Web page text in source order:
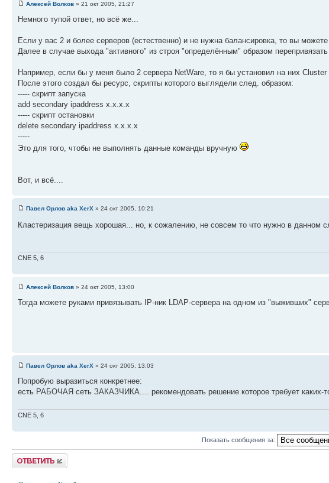
Алексей Волков » 21 окт 2005, 21:27
Немного тупой ответ, но всё же...
Если у вас 2 и более серверов (естественно) и не нужна балансировка, то вы
Далее в случае выхода "активного" из строя "определённым" образом
Например, если бы у меня было 2 сервера NetWare, то я бы установил на них Cluster
После этого создал бы ресурс, скрипты которого выглядели след. образом:
----- скрипт запуска
add secondary ipaddress x.x.x.x
----- скрипт остановки
delete secondary ipaddress x.x.x.x
-----
Это для того, чтобы не выполнять данные команды вручную
Вот, и всё....
Павел Орлов aka XerX » 24 окт 2005, 10:21
Кластеризация вещь хорошая... но, к сожалению, не совсем то что нужно в данном
CNE 5, 6
Алексей Волков » 24 окт 2005, 13:00
Тогда можете руками привязывать IP-ник LDAP-сервера на одном из "выживших"
Павел Орлов aka XerX » 24 окт 2005, 13:03
Попробую выразиться конкретнее:
есть РАБОЧАЯ сеть ЗАКАЗЧИКА.... рекомендовать решение которое требует каких-
CNE 5, 6
Показать сообщения за:
Ответить